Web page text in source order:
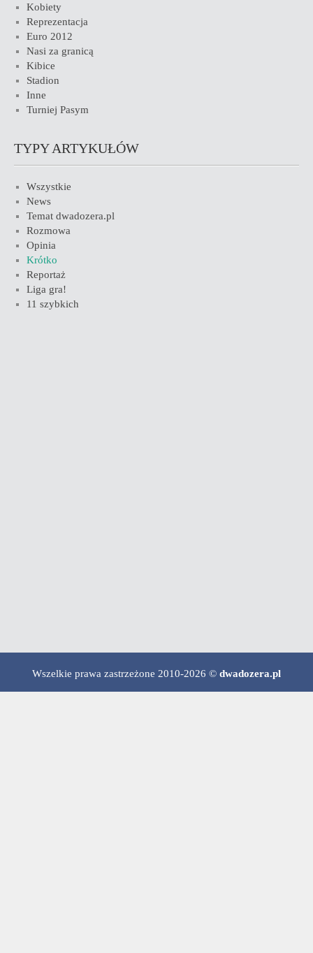
Kobiety
Reprezentacja
Euro 2012
Nasi za granicą
Kibice
Stadion
Inne
Turniej Pasym
TYPY ARTYKUŁÓW
Wszystkie
News
Temat dwadozera.pl
Rozmowa
Opinia
Krótko
Reportaż
Liga gra!
11 szybkich
Wszelkie prawa zastrzeżone 2010-2026 © dwadozera.pl